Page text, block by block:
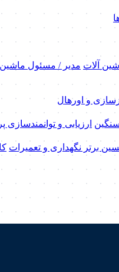
آلات مدیر / مسئول ماشین
و اورهال
سنگین ارزیابی و
برتر نگهداری و تعمیرات